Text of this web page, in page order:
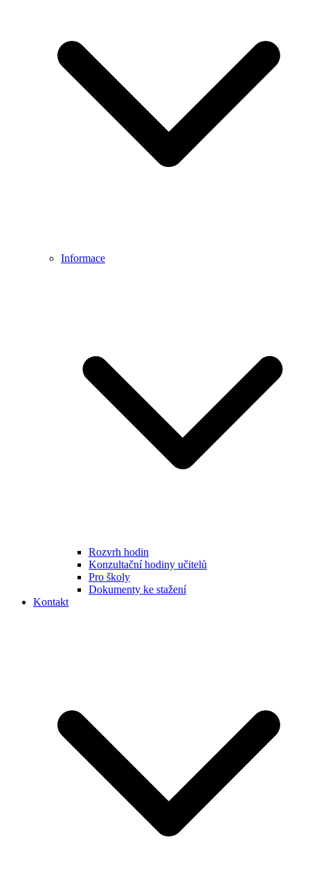
Informace
Rozvrh hodin
Konzultační hodiny učitelů
Pro školy
Dokumenty ke stažení
Kontakt